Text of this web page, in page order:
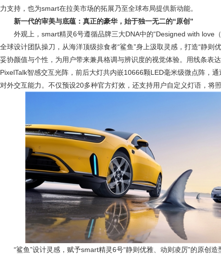
力支持，也为smart在拉美市场的拓展乃至全球布局提供新动能。
新一代的审美与底蕴：真正的豪华，始于独一无二的“原创 ”
外观上，smart精灵6号遵循品牌三大DNA中的“Designed with love
全球设计团队操刀，从海洋顶级掠食者“鲨鱼”身上汲取灵感，打造“静则
妥协颜值与个性，为用户带来兼具格调与辨识度的视觉体验。用线条
PixelTalk智感交互光阵，前后大灯共内嵌10666颗LED毫米级微点阵，
对外交互能力。不仅预设20多种官方灯效，还支持用户自定义灯语，将
“鲨鱼”设计灵感，赋予smart精灵6号“静则优雅、动则凌厉”的原创造